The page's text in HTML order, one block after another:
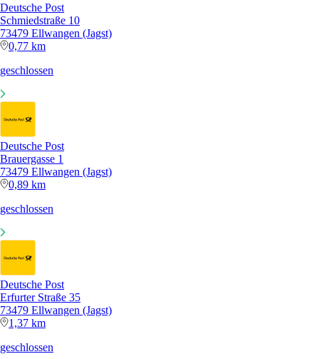
Deutsche Post
Schmiedstraße 10
73479 Ellwangen (Jagst)
0,77 km
geschlossen
Deutsche Post
Brauergasse 1
73479 Ellwangen (Jagst)
0,89 km
geschlossen
Deutsche Post
Erfurter Straße 35
73479 Ellwangen (Jagst)
1,37 km
geschlossen